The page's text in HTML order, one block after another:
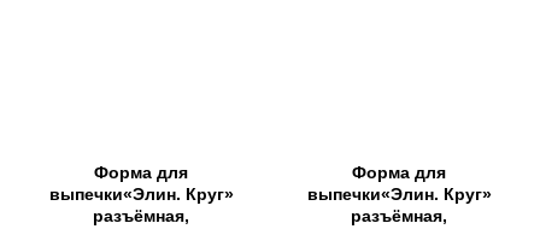
Форма для
выпечки«Элин. Круг»
разъёмная,
Форма для
выпечки«Элин. Круг»
разъёмная,